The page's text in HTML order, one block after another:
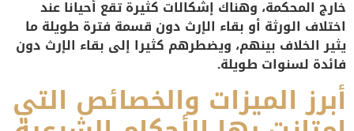
خارج المحكمة، وهناك إشكالات كثيرة تقع أحيانا عند
اختلاف الورثة أو بقاء الإرث دون قسمة فترة طويلة ما
يثير الخلاف بينهم، ويضطرهم كثيرا إلى بقاء الإرث دون
فائدة لسنوات طويلة.
أبرز الميزات والخصائص التي